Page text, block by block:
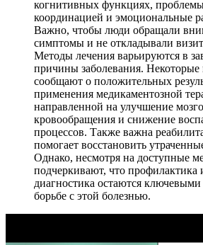
когнитивных функциях,
координацией и эмоциональные
Важно, чтобы люди обращали
симптомы и не откладывали визит
Методы лечения варьируются в
причины заболевания.
сообщают о положительных
применения медикаментозной
направленной на улучшение
кровообращения и снижение
процессов. Также важна
помогает восстановить
Однако, несмотря на доступные
подчеркивают, что профилактика
диагностика остаются
борьбе с этой болезнью.